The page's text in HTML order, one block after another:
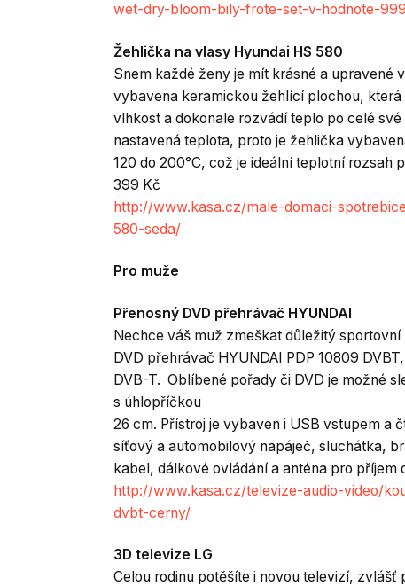
wet-dry-bloom-bily-frote-set-v-hodnote-
Žehlička na vlasy Hyundai HS 580
Snem každé ženy je mít krásné a upravené
vybavena keramickou žehlící plochou,
vlhkost a dokonale rozvádí teplo po celé
nastavená teplota, proto je žehlička
120 do 200°C, což je ideální teplotní
399 Kč
http://www.kasa.cz/male-domaci-
580-seda/
Pro muže
Přenosný DVD přehrávač HYUNDAI
Nechce váš muž zmeškat důležitý
DVD přehrávač HYUNDAI PDP 10809
DVB-T. Oblíbené pořady či DVD je možné
s úhlopříčkou
26 cm. Přístroj je vybaven i USB vstupem a
síťový a automobilový napáječ, sluchátka,
kabel, dálkové ovládání a anténa pro
http://www.kasa.cz/televize-audio-video/
dvbt-cerny/
3D televize LG
Celou rodinu potěšíte i novou televizí,